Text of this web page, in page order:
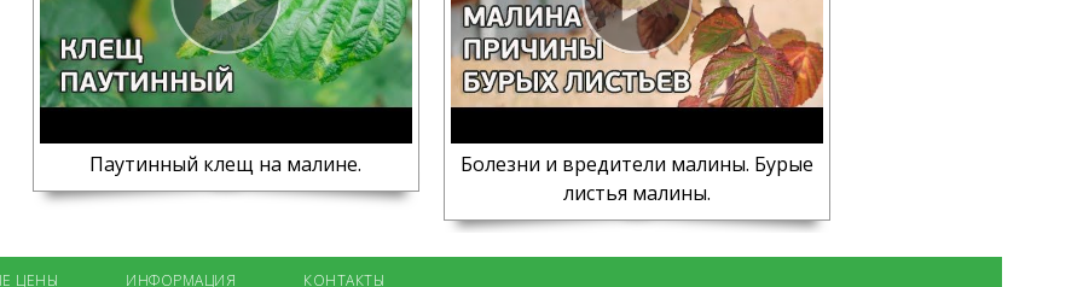
Паутинный клещ на малине.
Болезни и вредители малины. Бурые
листья малины.
ЦЕНЫ ИНФОРМАЦИЯ КОНТАКТЫ